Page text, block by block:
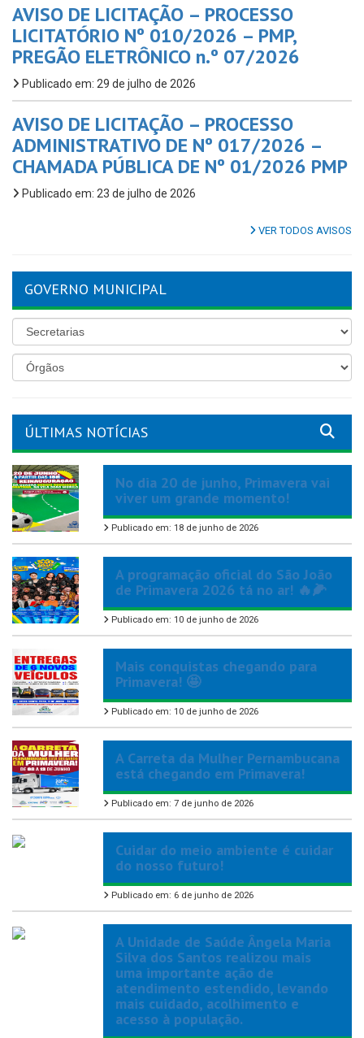
AVISO DE LICITAÇÃO – PROCESSO
LICITATÓRIO Nº 010/2026 – PMP,
PREGÃO ELETRÔNICO n.º 07/2026
Publicado em: 29 de julho de 2026
AVISO DE LICITAÇÃO – PROCESSO
ADMINISTRATIVO DE Nº 017/2026 –
CHAMADA PÚBLICA DE Nº 01/2026 PMP
Publicado em: 23 de julho de 2026
VER TODOS AVISOS
GOVERNO MUNICIPAL
ÚLTIMAS NOTÍCIAS
No dia 20 de junho, Primavera vai
viver um grande momento!
Publicado em: 18 de junho de 2026
A programação oficial do São João
de Primavera 2026 tá no ar! 🔥🌽
Publicado em: 10 de junho de 2026
Mais conquistas chegando para
Primavera! 🤩
Publicado em: 10 de junho de 2026
A Carreta da Mulher Pernambucana
está chegando em Primavera!
Publicado em: 7 de junho de 2026
Cuidar do meio ambiente é cuidar
do nosso futuro!
Publicado em: 6 de junho de 2026
A Unidade de Saúde Ângela Maria
Silva dos Santos realizou mais
uma importante ação de
atendimento estendido, levando
mais cuidado, acolhimento e
acesso à população.